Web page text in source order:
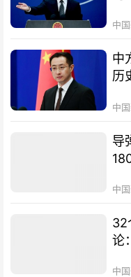
中
中
历
中
导
中
32
论
中